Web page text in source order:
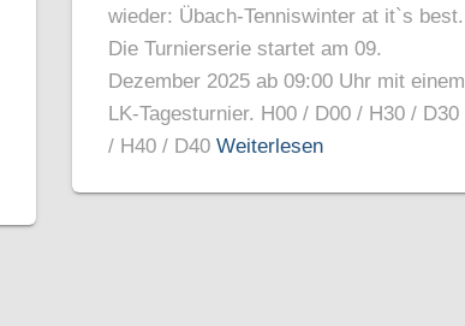
wieder: Übach-Tenniswinter at it`s best.
Die Turnierserie startet am 09.
Dezember 2025 ab 09:00 Uhr mit einem
LK-Tagesturnier. H00 / D00 / H30 / D30
/ H40 / D40 Weiterlesen